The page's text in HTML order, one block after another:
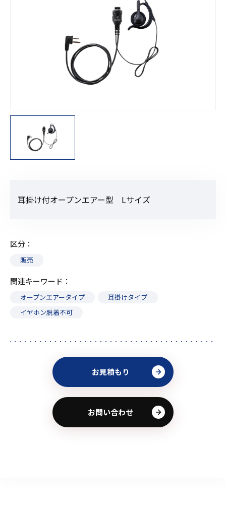
耳掛け付オープンエアー型 Lサイズ
区分
販売
関連キーワード
オープンエアータイプ
耳掛けタイプ
イヤホン脱着不可
お見積もり
お問い合わせ